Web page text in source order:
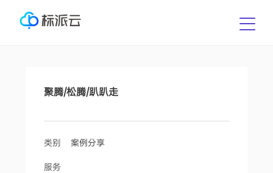
聚腾/松腾/趴趴走
类别案例分享
服务